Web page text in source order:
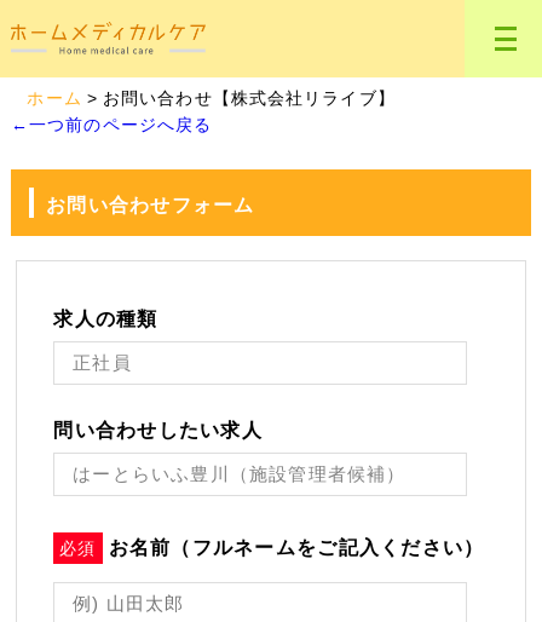
ホーム
お問い合わせ【株式会社リライブ】
←一つ前のページへ戻る
お問い合わせフォーム
求人の種類
問い合わせしたい求人
必須 お名前（フルネームをご記入ください）